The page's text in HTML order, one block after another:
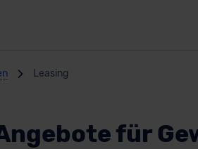
Leasing
für